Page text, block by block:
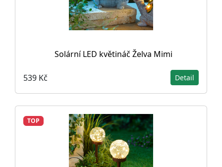
Solární LED květináč Želva Mimi
539 Kč Detail
TOP